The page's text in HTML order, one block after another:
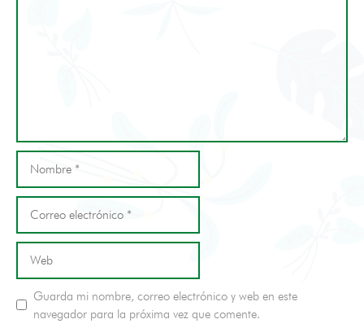
Guarda mi nombre, correo electrónico y web en este
navegador para la próxima vez que comente.